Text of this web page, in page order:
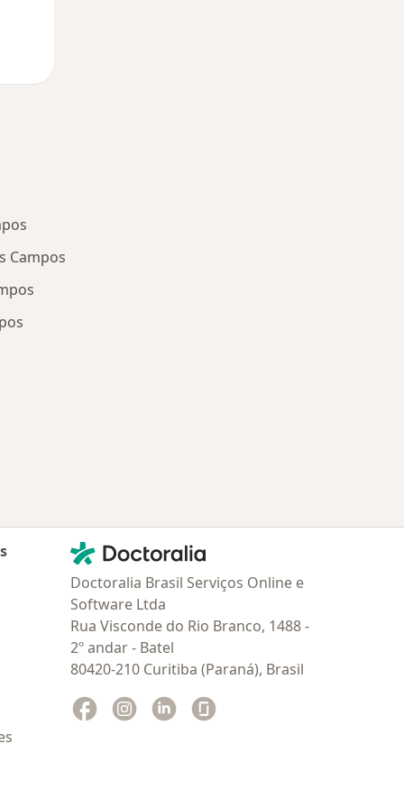
Campos
Contato
Doctoralia - Homepage
Doctoralia Brasil Serviços Online e
Software Ltda
Rua Visconde do Rio Branco, 1488 -
2º andar - Batel
80420-210 Curitiba (Paraná), Brasil
Facebook
abre num novo separador
Instagram
abre num novo separador
Linkedin
abre num novo separador